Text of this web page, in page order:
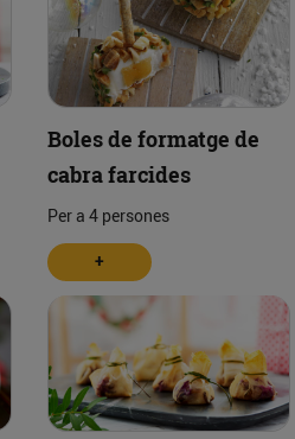
Boles de formatge de
cabra farcides
Per a 4 persones
+